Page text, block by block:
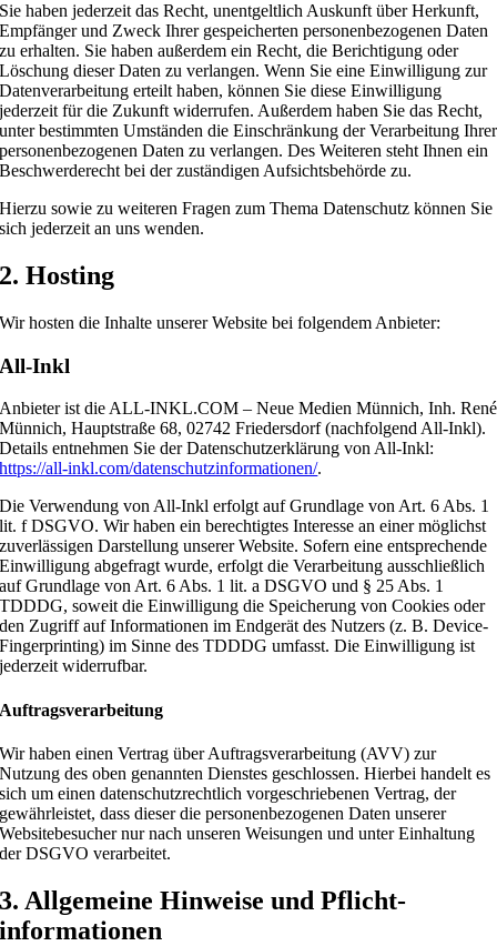
Sie haben jederzeit das Recht, unentgeltlich Auskunft über Herkunft,
Empfänger und Zweck Ihrer gespeicherten personenbezogenen Daten
zu erhalten. Sie haben außerdem ein Recht, die Berichtigung oder
Löschung dieser Daten zu verlangen. Wenn Sie eine Einwilligung zur
Datenverarbeitung erteilt haben, können Sie diese Einwilligung
jederzeit für die Zukunft widerrufen. Außerdem haben Sie das Recht,
unter bestimmten Umständen die Einschränkung der Verarbeitung Ihrer
personenbezogenen Daten zu verlangen. Des Weiteren steht Ihnen ein
Beschwerderecht bei der zuständigen Aufsichtsbehörde zu.
Hierzu sowie zu weiteren Fragen zum Thema Datenschutz können Sie
sich jederzeit an uns wenden.
2. Hosting
Wir hosten die Inhalte unserer Website bei folgendem Anbieter:
All-Inkl
Anbieter ist die ALL-INKL.COM – Neue Medien Münnich, Inh. René
Münnich, Hauptstraße 68, 02742 Friedersdorf (nachfolgend All-Inkl).
Details entnehmen Sie der Datenschutzerklärung von All-Inkl:
https://all-inkl.com/datenschutzinformationen/.
Die Verwendung von All-Inkl erfolgt auf Grundlage von Art. 6 Abs. 1
lit. f DSGVO. Wir haben ein berechtigtes Interesse an einer möglichst
zuverlässigen Darstellung unserer Website. Sofern eine entsprechende
Einwilligung abgefragt wurde, erfolgt die Verarbeitung ausschließlich
auf Grundlage von Art. 6 Abs. 1 lit. a DSGVO und § 25 Abs. 1
TDDDG, soweit die Einwilligung die Speicherung von Cookies oder
den Zugriff auf Informationen im Endgerät des Nutzers (z. B. Device-
Fingerprinting) im Sinne des TDDDG umfasst. Die Einwilligung ist
jederzeit widerrufbar.
Auftragsverarbeitung
Wir haben einen Vertrag über Auftragsverarbeitung (AVV) zur
Nutzung des oben genannten Dienstes geschlossen. Hierbei handelt es
sich um einen datenschutzrechtlich vorgeschriebenen Vertrag, der
gewährleistet, dass dieser die personenbezogenen Daten unserer
Websitebesucher nur nach unseren Weisungen und unter Einhaltung
der DSGVO verarbeitet.
3. Allgemeine Hinweise und Pflicht­
informationen